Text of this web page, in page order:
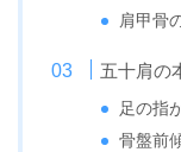
肩甲骨
五十肩の
足の指
骨盤前